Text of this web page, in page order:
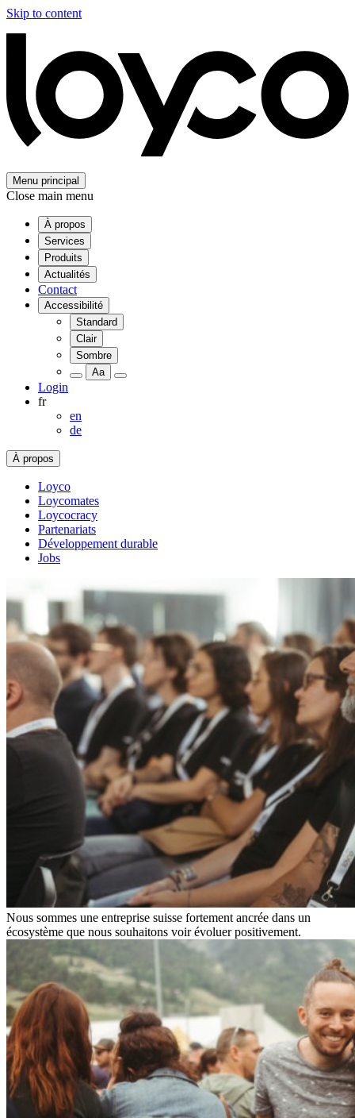
Skip to content
Menu principal
Close main menu
À propos
Services
Produits
Actualités
Contact
Accessibilité
Standard
Clair
Sombre
Aa
Login
fr
en
de
À propos
Loyco
Loycomates
Loycocracy
Partenariats
Développement durable
Jobs
Nous sommes une entreprise suisse fortement ancrée dans un
écosystème que nous souhaitons voir évoluer positivement.